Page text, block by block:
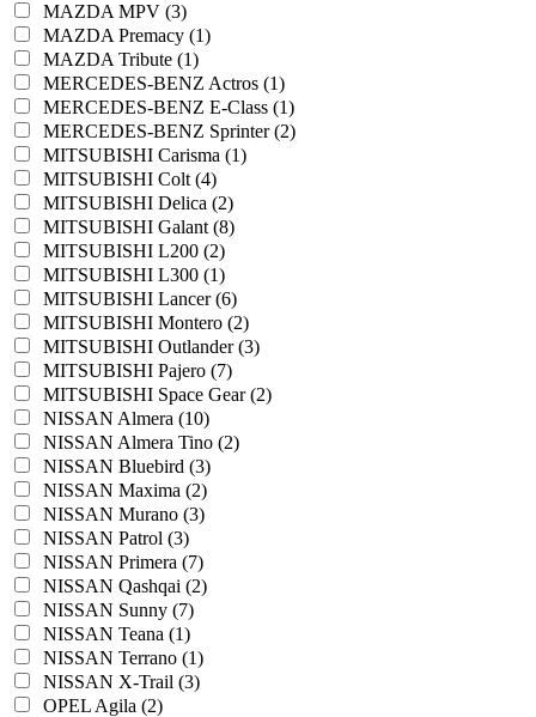
MAZDA MPV (3)
MAZDA Premacy (1)
MAZDA Tribute (1)
MERCEDES-BENZ Actros (1)
MERCEDES-BENZ E-Class (1)
MERCEDES-BENZ Sprinter (2)
MITSUBISHI Carisma (1)
MITSUBISHI Colt (4)
MITSUBISHI Delica (2)
MITSUBISHI Galant (8)
MITSUBISHI L200 (2)
MITSUBISHI L300 (1)
MITSUBISHI Lancer (6)
MITSUBISHI Montero (2)
MITSUBISHI Outlander (3)
MITSUBISHI Pajero (7)
MITSUBISHI Space Gear (2)
NISSAN Almera (10)
NISSAN Almera Tino (2)
NISSAN Bluebird (3)
NISSAN Maxima (2)
NISSAN Murano (3)
NISSAN Patrol (3)
NISSAN Primera (7)
NISSAN Qashqai (2)
NISSAN Sunny (7)
NISSAN Teana (1)
NISSAN Terrano (1)
NISSAN X-Trail (3)
OPEL Agila (2)